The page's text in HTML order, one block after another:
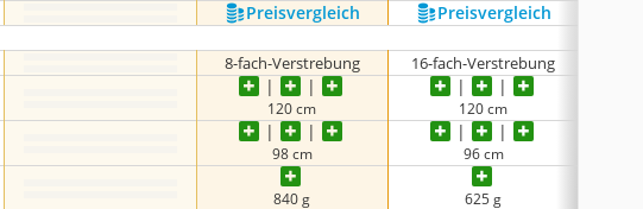
Preis­vergleich Preis­vergleich
8-fach-Verstrebung 16-fach-Verstrebung
120 cm 120 cm
98 cm 96 cm
840 g 625 g